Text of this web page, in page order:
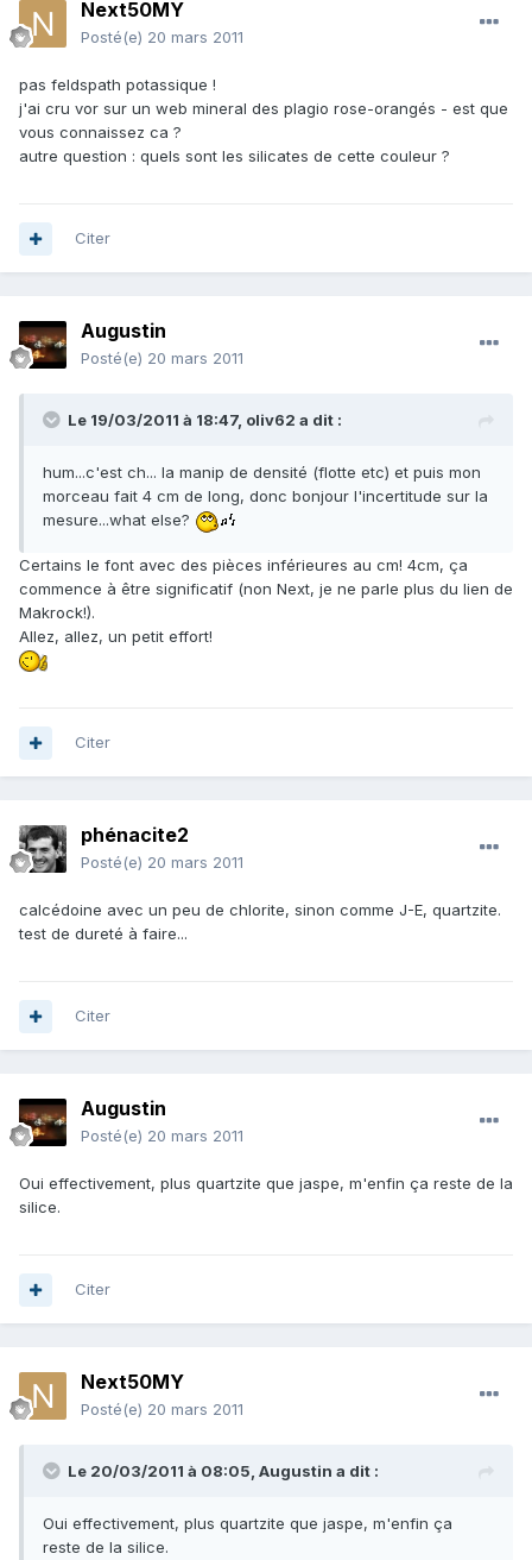
Next50MY
Posté(e) 20 mars 2011
pas feldspath potassique !
j'ai cru vor sur un web mineral des plagio rose-orangés - est que
vous connaissez ca ?
autre question : quels sont les silicates de cette couleur ?
Citer
Augustin
Posté(e) 20 mars 2011
Le 19/03/2011 à 18:47, oliv62 a dit :
hum...c'est ch... la manip de densité (flotte etc) et puis mon
morceau fait 4 cm de long, donc bonjour l'incertitude sur la
mesure...what else?
Certains le font avec des pièces inférieures au cm! 4cm, ça
commence à être significatif (non Next, je ne parle plus du lien de
Makrock!).
Allez, allez, un petit effort!
Citer
phénacite2
Posté(e) 20 mars 2011
calcédoine avec un peu de chlorite, sinon comme J-E, quartzite.
test de dureté à faire...
Citer
Augustin
Posté(e) 20 mars 2011
Oui effectivement, plus quartzite que jaspe, m'enfin ça reste de la
silice.
Citer
Next50MY
Posté(e) 20 mars 2011
Le 20/03/2011 à 08:05, Augustin a dit :
Oui effectivement, plus quartzite que jaspe, m'enfin ça
reste de la silice.